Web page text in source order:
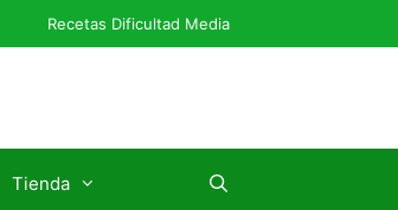
Recetas Dificultad Media
Tienda